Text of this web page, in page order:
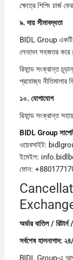
ক্ষেত্রে শিপিং চার্জ
৯.দায়সীমাবদ্ধতা
BIDL Group একটি
লেনদেন সহজতর করে।
রিফান্ড সংক্রান্ত
প্রযোজ্য নীতিমালার
১০. যোগাযোগ
রিফান্ড সংক্রান্ত
BIDL Group
ওয়েবসাইট:
ইমেইল:
ফোন:
অর্ডারবাতিল / রিটার্ন /
সর্বশেষহালনাগাদ:
BIDL Group-এ